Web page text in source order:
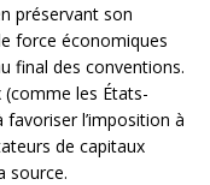
préservant son
force économiques
final des conventions.
les États-
favoriser l’imposition à
de capitaux
source.